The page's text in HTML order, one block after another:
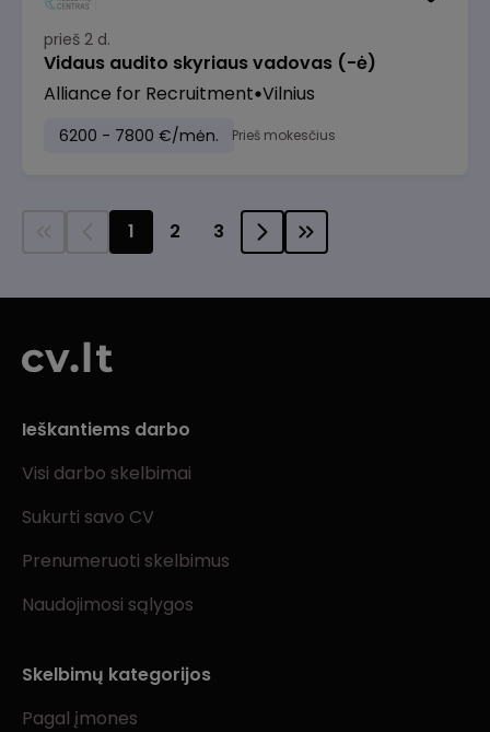
prieš 2 d.
Vidaus audito skyriaus vadovas (-ė)
Alliance for Recruitment Vilnius
6200 - 7800 €/mėn. Prieš mokesčius
1 2 3
Ieškantiems darbo
Visi darbo skelbimai
Sukurti savo CV
Prenumeruoti skelbimus
Naudojimosi sąlygos
Skelbimų kategorijos
Pagal įmones